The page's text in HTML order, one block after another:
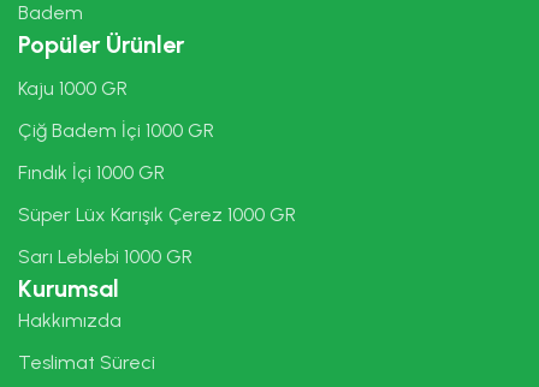
Badem
Popüler Ürünler
Kaju 1000 GR
Çiğ Badem İçi 1000 GR
Fındık İçi 1000 GR
Süper Lüx Karışık Çerez 1000 GR
Sarı Leblebi 1000 GR
Kurumsal
Hakkımızda
Teslimat Süreci